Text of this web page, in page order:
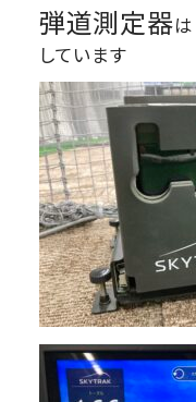
弾道測定器は
しています